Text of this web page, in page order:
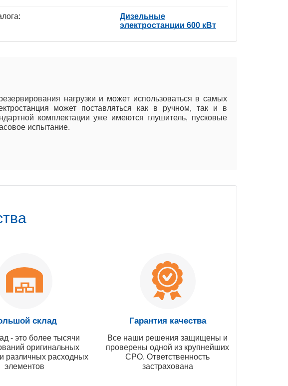
Дизельные
электростанции 600 кВт
нагрузки и может использоваться в самых
может поставляться как в ручном, так и в
комплектации уже имеются глушитель, пусковые
испытание.
склад
- это более тысячи
оригинальных
различных расходных
элементов
Гарантия качества
Все наши решения защищены и
проверены одной из крупнейших
СРО. Ответственность
застрахована